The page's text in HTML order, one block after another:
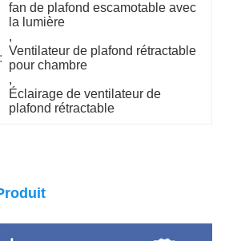
fan de plafond escamotable avec
la lumière
,
Ventilateur de plafond rétractable
pour chambre
,
Éclairage de ventilateur de
plafond rétractable